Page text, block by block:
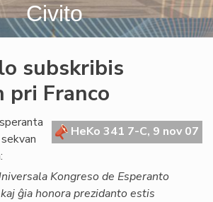
Civito
subskribis
pri Franco
HeKo 341 7-C, 9 nov 07
Kongreso de Esperanto
ĝia honora prezidanto estis